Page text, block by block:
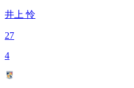
井上 怜
27
4